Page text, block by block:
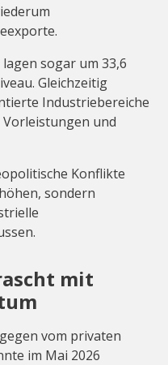
sogar um 33,6
Gleichzeitig
Industriebereiche
und
Konflikte
sondern
mit
vom privaten
im Mai 2026